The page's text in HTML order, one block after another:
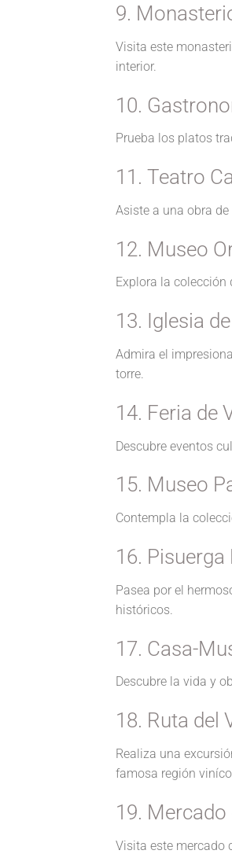
9.
Visita este
interior.
10.
Prueba los platos
11. Teatro
Asiste a una obra
12. Museo
Explora la colección
13. Iglesia
Admira el
torre.
14. Feria de
Descubre eventos
15. Museo
Contempla la
16. Pisuerga
Pasea por el
históricos.
17. Casa-
Descubre la vida y
18. Ruta del
Realiza una
famosa región
19. Mercado
Visita este mercado